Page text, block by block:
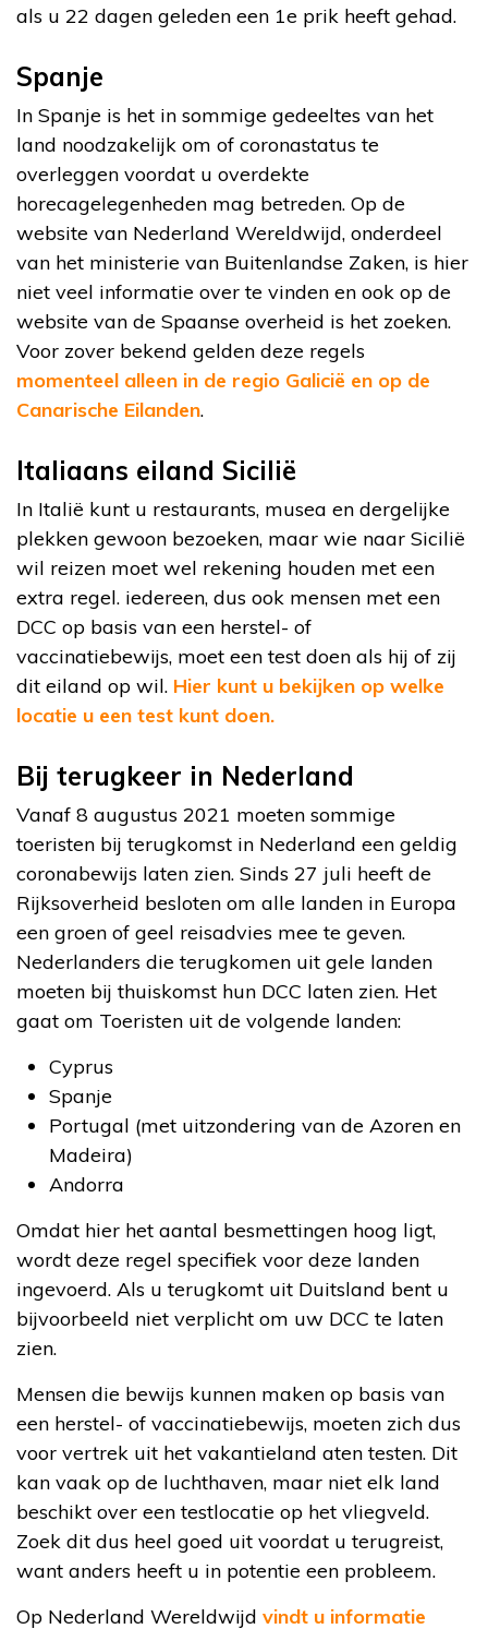
als u 22 dagen geleden een 1e prik heeft gehad.
Spanje
In Spanje is het in sommige gedeeltes van het
land noodzakelijk om of coronastatus te
overleggen voordat u overdekte
horecagelegenheden mag betreden. Op de
website van Nederland Wereldwijd, onderdeel
van het ministerie van Buitenlandse Zaken, is hier
niet veel informatie over te vinden en ook op de
website van de Spaanse overheid is het zoeken.
Voor zover bekend gelden deze regels
momenteel alleen in de regio Galicië en op de
Canarische Eilanden.
Italiaans eiland Sicilië
In Italië kunt u restaurants, musea en dergelijke
plekken gewoon bezoeken, maar wie naar Sicilië
wil reizen moet wel rekening houden met een
extra regel. iedereen, dus ook mensen met een
DCC op basis van een herstel- of
vaccinatiebewijs, moet een test doen als hij of zij
dit eiland op wil. Hier kunt u bekijken op welke
locatie u een test kunt doen.
Bij terugkeer in Nederland
Vanaf 8 augustus 2021 moeten sommige
toeristen bij terugkomst in Nederland een geldig
coronabewijs laten zien. Sinds 27 juli heeft de
Rijksoverheid besloten om alle landen in Europa
een groen of geel reisadvies mee te geven.
Nederlanders die terugkomen uit gele landen
moeten bij thuiskomst hun DCC laten zien. Het
gaat om Toeristen uit de volgende landen:
Cyprus
Spanje
Portugal (met uitzondering van de Azoren en
Madeira)
Andorra
Omdat hier het aantal besmettingen hoog ligt,
wordt deze regel specifiek voor deze landen
ingevoerd. Als u terugkomt uit Duitsland bent u
bijvoorbeeld niet verplicht om uw DCC te laten
zien.
Mensen die bewijs kunnen maken op basis van
een herstel- of vaccinatiebewijs, moeten zich dus
voor vertrek uit het vakantieland aten testen. Dit
kan vaak op de luchthaven, maar niet elk land
beschikt over een testlocatie op het vliegveld.
Zoek dit dus heel goed uit voordat u terugreist,
want anders heeft u in potentie een probleem.
Op Nederland Wereldwijd vindt u informatie